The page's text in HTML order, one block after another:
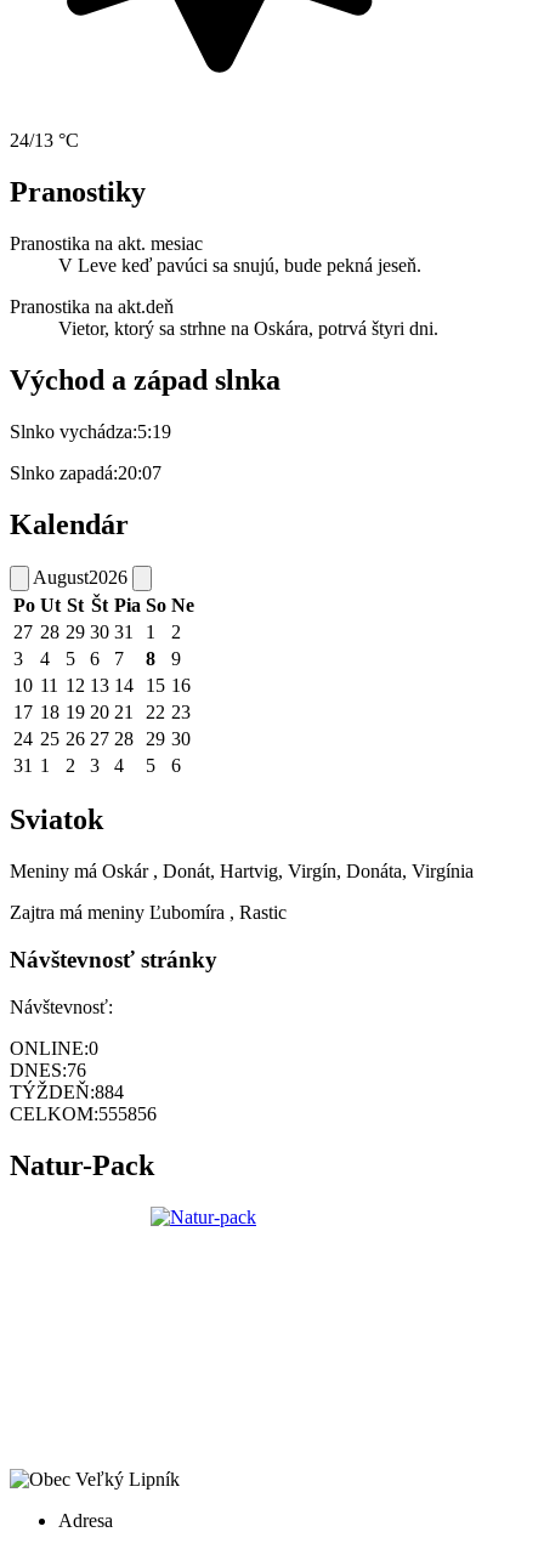
24/13 °C
Pranostiky
Pranostika na akt. mesiac
V Leve keď pavúci sa snujú, bude pekná jeseň.
Pranostika na akt.deň
Vietor, ktorý sa strhne na Oskára, potrvá štyri dni.
Východ a západ slnka
Slnko vychádza:5:19
Slnko zapadá:20:07
Kalendár
August2026
Po Ut St Št Pia So Ne
27 28 29 30 31 1
2
3
4 5 6 7 8
9
10 11 12 13 14 15 16
17 18 19 20 21 22 23
24 25 26 27 28 29 30
31 1 2 3 4 5 6
Sviatok
Meniny má Oskár , Donát, Hartvig, Virgín, Donáta, Virgínia
Zajtra má meniny Ľubomíra , Rastic
Návštevnosť stránky
Návštevnosť:
ONLINE:0
DNES:76
TÝŽDEŇ:884
CELKOM:555856
Natur-Pack
Adresa